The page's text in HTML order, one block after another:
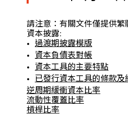
請注意：有關文件僅提供繁
資本披露:
過渡期披露模版
資本負債表對帳
資本工具的主要特點
已發行資本工具的條款及
逆周期緩衝資本比率
流動性覆蓋比率
槓桿比率